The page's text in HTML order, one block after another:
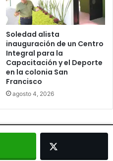
Soledad alista
inauguración de un Centro
Integral para la
Capacitación y el Deporte
en la colonia San
Francisco
agosto 4, 2026
reservados - Metrópoli
2013 |